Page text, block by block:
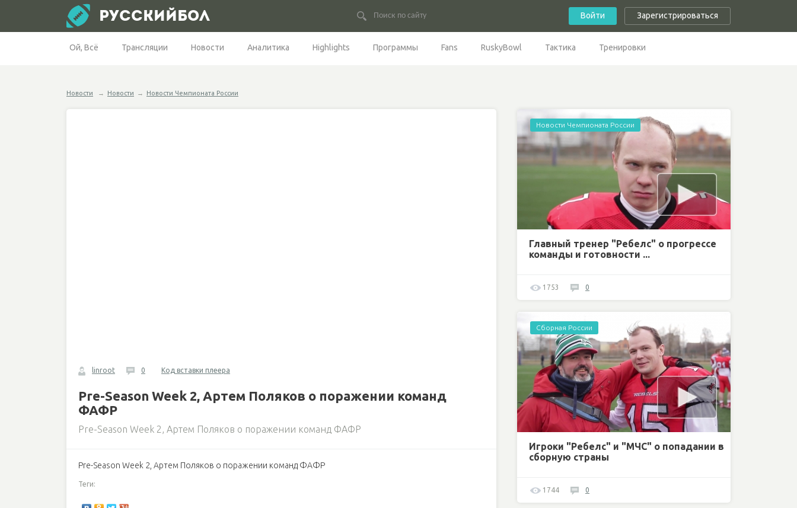
РУССКИЙБОЛ Войти Зарегистрироваться
Ой, Всё Трансляции Новости Аналитика Highlights Программы Fans RuskyBowl Тактика Тренировки
Новости → Новости → Новости Чемпионата России
linroot 0 Код вставки плеера
Pre-Season Week 2, Артем Поляков о поражении команд
ФАФР
Pre-Season Week 2, Артем Поляков о поражении команд ФАФР
Pre-Season Week 2, Артем Поляков о поражении команд ФАФР
Теги:
Новости Чемпионата России
Главный тренер "Ребелс" о прогрессе
команды и готовности ...
1753 0
Сборная России
Игроки "Ребелс" и "МЧС" о попадании в
сборную страны
1744 0